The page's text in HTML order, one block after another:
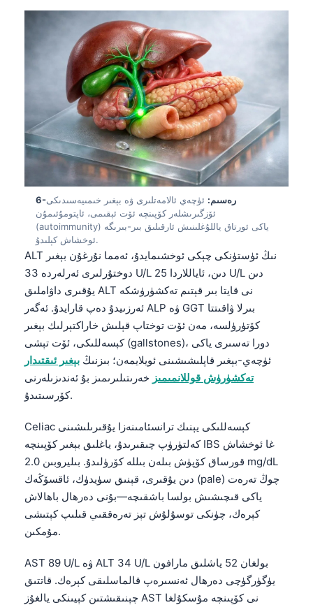
6-رەسىم: ئۈچەي ئالامەتلىرى ۋە بېغىر خىمىيەسىدىكى
ئۆزگىرىشلەر كۆپىنچە ئۆت ئېقىمى، ئاپتومۇئىمۇن
(autoimmunity) ياكى ئورتاق ياللۇغلىنىش ئارقىلىق بىر-بىرىگە
ئوخشاش كېلىدۇ.
ALT نىڭ ئۈستۈنكى چېكى ئوخشىمايدۇ، ئەمما نۇرغۇن بېغىر
دوختۇرلىرى ئەرلەردە 33 U/L دىن، ئاياللاردا 25 U/L دىن
يۇقىرى داۋاملىق ALT نى قايتا بىر قېتىم تەكشۈرۈشكە
ئەرزىيدۇ دەپ قارايدۇ. ئەگەر ALP ۋە GGT بىرلا ۋاقىتتا
كۆتۈرۈلسە، مەن ئۆت توختاپ قېلىش خاراكتېرلىك بېغىر
كېسەللىكى، ئۆت تېشى (gallstones)، دورا تەسىرى ياكى
ئۈچەي-بېغىر قاپلىشىشىنى ئويلايمەن؛ بىزنىڭ بېغىر ئىقتىدار
تەكشۈرۈش قوللانمىمىز خەرىتىلىرىمىز بۇ ئەندىزىلەرنى
كۆرسىتىدۇ.
Celiac كېسەللىكى يېنىك ترانسئامىنەزا يۇقىرىلىشىنى
كەلتۈرۈپ چىقىرىدۇ، ياغلىق بېغىر كۆپىنچە IBS غا ئوخشاش
قورساق كۆپۈش بىلەن بىللە كۆرۈلىدۇ. بىليروبىن 2.0 mg/dL
دىن يۇقىرى، قېنىق سۈيدۈك، ئاقسۆڭەك (pale) چوڭ تەرەت
ياكى قىچىشىش بولسا باشقىچە—بۇنى دەرھال باھالاش
كېرەك، چۈنكى توسۇلۇش تېز تەرەققىي قىلىپ كېتىشى
مۇمكىن.
AST 89 U/L ۋە ALT 34 U/L بولغان 52 ياشلىق مارافون
يۈگۈرگۈچى دەرھال ئەنسىرەپ قالماسلىقى كېرەك. قاتتىق
چېنىقىشتىن كېيىنكى يالغۇز AST نى كۆپىنچە مۇسكۇلغا
বাংলা
اردو
తెలుగు
தமிழ்
ગુજરાતી
ಕನ್ನಡ
മലയാളം
Bahasa Melayu
Tiếng Việt
Tagalog
ไทย
ဗမာစာ
ភាសាខ្មែរ
Kiswahili
አማርኛ
Українська
O‘zbekcha
Català
Қазақ тілі
Suomi
Hrvatski
Slovenčina
سنڌي